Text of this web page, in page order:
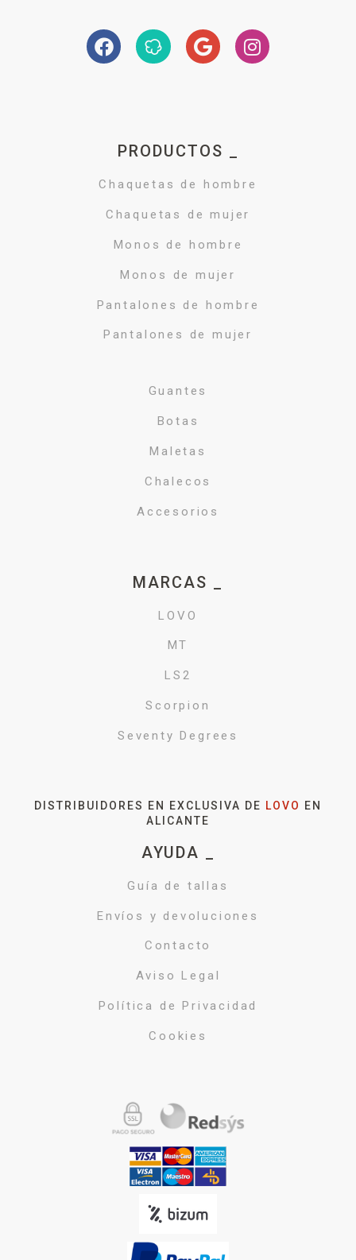
PRODUCTOS _
Chaquetas de hombre
Chaquetas de mujer
Monos de hombre
Monos de mujer
Pantalones de hombre
Pantalones de mujer
Guantes
Botas
Maletas
Chalecos
Accesorios
MARCAS _
LOVO
MT
LS2
Scorpion
Seventy Degrees
DISTRIBUIDORES EN EXCLUSIVA DE LOVO
EN
ALICANTE
AYUDA _
Guía de tallas
Envíos y devoluciones
Contacto
Aviso Legal
Política de Privacidad
Cookies